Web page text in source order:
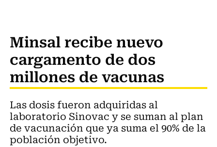
Minsal recibe nuevo
cargamento de dos
millones de vacunas
Las dosis fueron adquiridas al
laboratorio Sinovac y se suman al plan
de vacunación que ya suma el 90% de la
población objetivo.